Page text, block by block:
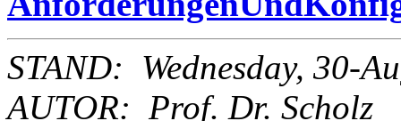
STAND: Wednesday, 30-
AUTOR: Prof. Dr. Scholz